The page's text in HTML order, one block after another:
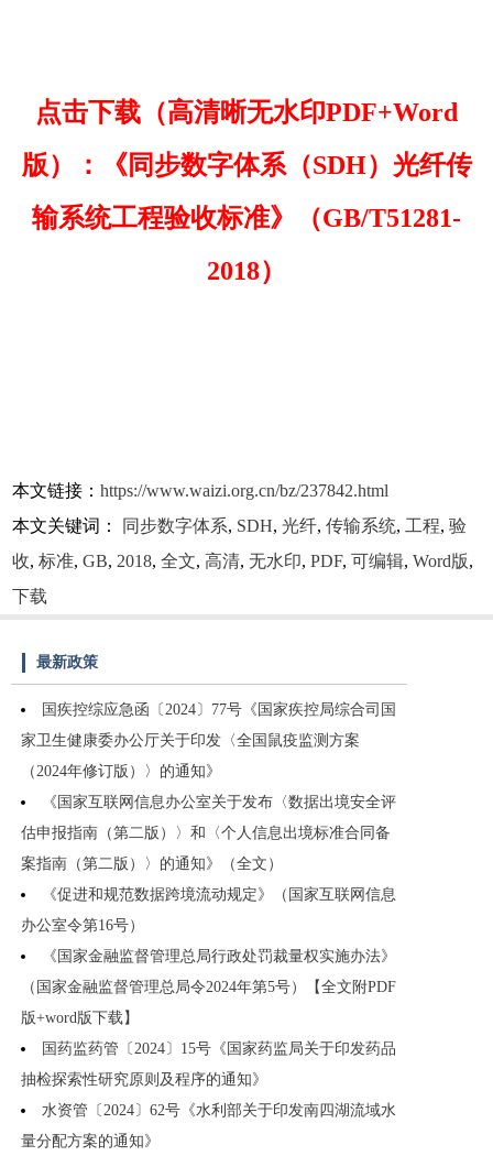
点击下载（高清晰无水印PDF+Word
版）：《同步数字体系（SDH）光纤传
输系统工程验收标准》（GB/T51281-
2018）
本文链接：https://www.waizi.org.cn/bz/237842.html
本文关键词：
同步数字体系, SDH,光纤,传输系统, 工程,验
收,标准,GB, 2018,全文,高清,无水印,PDF,可编辑,Word版,
下载
最新政策
国疾控综应急函〔2024〕77号《国家疾控局综合司国
家卫生健康委办公厅关于印发〈全国鼠疫监测方案
（2024年修订版）〉的通知》
《国家互联网信息办公室关于发布〈数据出境安全评
估申报指南（第二版）〉和〈个人信息出境标准合同备
案指南（第二版）〉的通知》（全文）
《促进和规范数据跨境流动规定》（国家互联网信息
办公室令第16号）
《国家金融监督管理总局行政处罚裁量权实施办法》
（国家金融监督管理总局令2024年第5号）【全文附PDF
版+word版下载】
国药监药管〔2024〕15号《国家药监局关于印发药品
抽检探索性研究原则及程序的通知》
水资管〔2024〕62号《水利部关于印发南四湖流域水
量分配方案的通知》